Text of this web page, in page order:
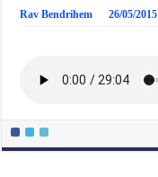
Rav Bendrihem 26/05/2015